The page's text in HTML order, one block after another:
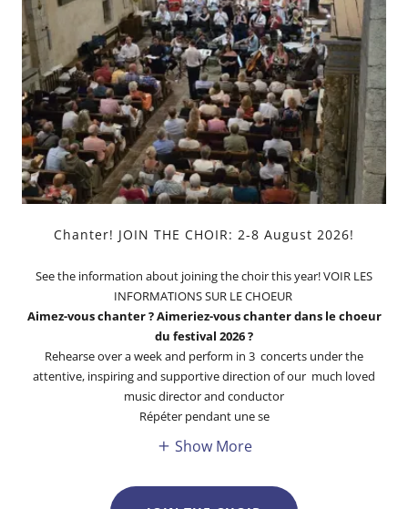
Chanter! JOIN THE CHOIR: 2-8 August 2026!
See the information about joining the choir this year! VOIR LES
INFORMATIONS SUR LE CHOEUR
Aimez-vous chanter ? Aimeriez-vous chanter dans le choeur
du festival 2026 ?
Rehearse over a week and perform in 3 concerts under the
attentive, inspiring and supportive direction of our much loved
music director and conductor
Répéter pendant une se
Show More